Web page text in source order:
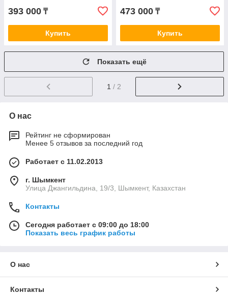
393 000 ₸
Купить
473 000 ₸
Купить
Показать ещё
1 / 2
О нас
Рейтинг не сформирован
Менее 5 отзывов за последний год
Работает с 11.02.2013
г. Шымкент
Улица Джангильдина, 19/3, Шымкент, Казахстан
Контакты
Сегодня работает с 09:00 до 18:00
Показать весь график работы
О нас
Контакты